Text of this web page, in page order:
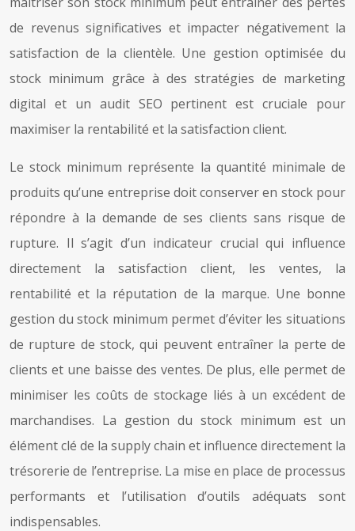
de revenus significatives et impacter négativement la
satisfaction de la clientèle. Une gestion optimisée du
stock minimum grâce à des stratégies de marketing
digital et un audit SEO pertinent est cruciale pour
maximiser la rentabilité et la satisfaction client.
Le stock minimum représente la quantité minimale de
produits qu’une entreprise doit conserver en stock pour
répondre à la demande de ses clients sans risque de
rupture. Il s’agit d’un indicateur crucial qui influence
directement la satisfaction client, les ventes, la
rentabilité et la réputation de la marque. Une bonne
gestion du stock minimum permet d’éviter les situations
de rupture de stock, qui peuvent entraîner la perte de
clients et une baisse des ventes. De plus, elle permet de
minimiser les coûts de stockage liés à un excédent de
marchandises. La gestion du stock minimum est un
élément clé de la supply chain et influence directement la
trésorerie de l’entreprise. La mise en place de processus
performants et l’utilisation d’outils adéquats sont
indispensables.